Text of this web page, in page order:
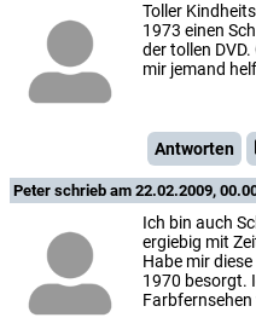
Toller
1973 einen
der tollen
mir jemand
Antworten
Peter schrieb am 22.02.2009,
Ich bin auch
ergiebig mit
Habe mir
1970 besorgt.